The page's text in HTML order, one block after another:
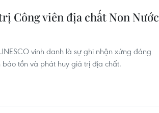
Công viên địa chất Non Nước
vinh danh là sự ghi nhận xứng đáng
tồn và phát huy giá trị địa chất.